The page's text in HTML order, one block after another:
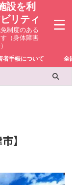
設を利
リティ
制度のある
（身体障害
者手帳について 全
】